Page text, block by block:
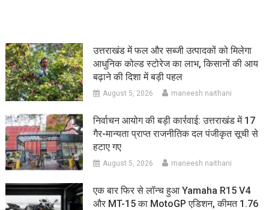
उत्तराखंड में फल और सब्जी उत्पादकों को मिलेगा
आधुनिक कोल्ड स्टोरेज का लाभ, किसानों की आय
बढ़ाने की दिशा में बड़ी पहल
August 5, 2026 maneesh naithani
निर्वाचन आयोग की बड़ी कार्रवाई: उत्तराखंड में 17
गैर-मान्यता प्राप्त राजनीतिक दल पंजीकृत सूची से
हटाए गए
August 5, 2026 maneesh naithani
एक बार फिर से लॉन्च हुआ Yamaha R15 V4
और MT-15 का MotoGP एडिशन, कीमत 1.76